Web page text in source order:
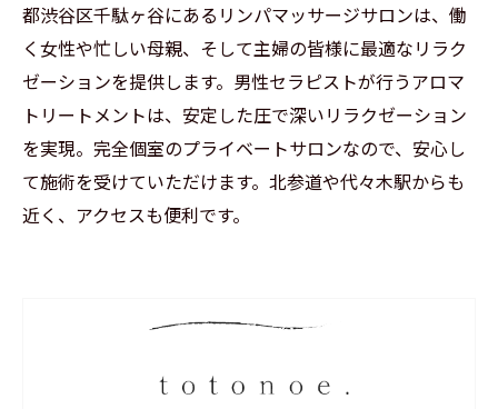
都渋谷区千駄ヶ谷にあるリンパマッサージサロンは、働
く女性や忙しい母親、そして主婦の皆様に最適なリラク
ゼーションを提供します。男性セラピストが行うアロマ
トリートメントは、安定した圧で深いリラクゼーション
を実現。完全個室のプライベートサロンなので、安心し
て施術を受けていただけます。北参道や代々木駅からも
近く、アクセスも便利です。